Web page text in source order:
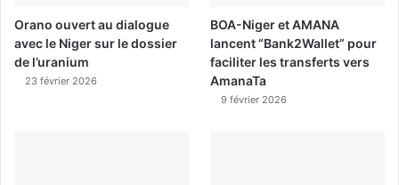
Orano ouvert au dialogue
avec le Niger sur le dossier
de l’uranium
23 février 2026
BOA-Niger et AMANA
lancent “Bank2Wallet” pour
faciliter les transferts vers
AmanaTa
9 février 2026